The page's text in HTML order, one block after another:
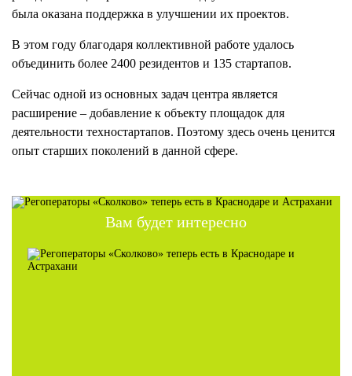
была оказана поддержка в улучшении их проектов.
В этом году благодаря коллективной работе удалось
объединить более 2400 резидентов и 135 стартапов.
Сейчас одной из основных задач центра является
расширение – добавление к объекту площадок для
деятельности техностартапов. Поэтому здесь очень ценится
опыт старших поколений в данной сфере.
Вам будет интересно